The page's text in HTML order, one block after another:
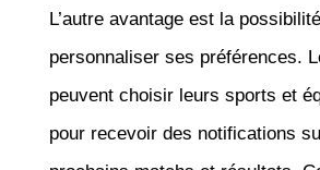
L’autre avantage est la
personnaliser ses préférences.
peuvent choisir leurs sports et
pour recevoir des notifications